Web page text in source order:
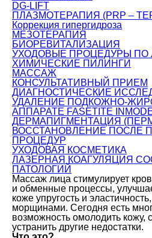
DG-LIFT
ПЛАЗМОТЕРАПИЯ (PRP –
Коррекция гипергидроза
МЕЗОТЕРАПИЯ
БИОРЕВИТАЛИЗАЦИЯ
УХОДОВЫЕ ПРОЦЕДУРЫ ПО
ХИМИЧЕСКИЕ ПИЛИНГИ
МАССАЖ
КОНСУЛЬТАТИВНЫЙ ПРИЕМ
ДИАГНОСТИЧЕСКИЕ
УДАЛЕНИЕ ПОДКОЖНО-
АППАРАТЕ FASETITE
ДЕРМАПИГМЕНТАЦИЯ
ВОССТАНОВЛЕНИЕ ПОСЛЕ
ПРОЦЕДУР
УХОДОВАЯ КОСМЕТИКА
ЛАЗЕРНАЯ КОАГУЛЯЦИЯ
ПАТОЛОГИЙ
Массаж лица стимулирует
и обменные процессы,
коже упругость и
морщинами. Сегодня есть
возможность омолодить кожу,
устранить другие недостатки.